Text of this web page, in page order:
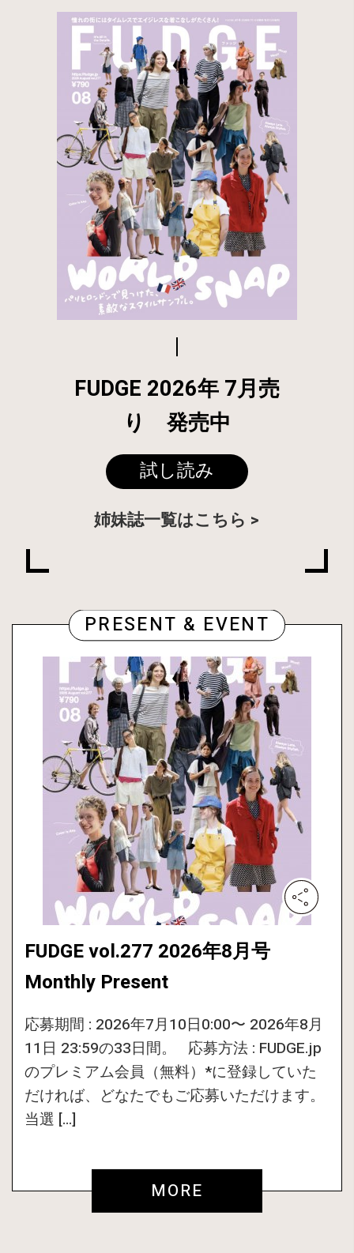
FUDGE 2026年 7月売
り 発売中
試し読み
姉妹誌一覧はこちら
PRESENT & EVENT
FUDGE vol.277 2026年8月号
Monthly Present
応募期間 : 2026年7月10日0:00〜 2026年8月
11日 23:59の33日間。 応募方法 : FUDGE.jp
のプレミアム会員（無料）*に登録していた
だければ、どなたでもご応募いただけます。
当選 […]
MORE